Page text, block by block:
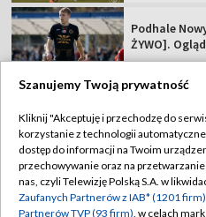
Podhale
ŻYWO].
Polityka
Szanujemy Twoją prywatność
Kliknij "Akceptuję i przechodzę do
korzystanie z technologii
dostęp do informacji na Twoim
przechowywanie oraz na
nas, czyli Telewizję Polską S.A. w
Zaufanych Partnerów z IAB* (1201 firm)
Partnerów TVP (93 firm), w celach